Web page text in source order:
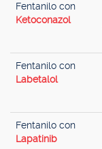
Fentanilo con
Ketoconazol
Fentanilo con
Labetalol
Fentanilo con
Lapatinib